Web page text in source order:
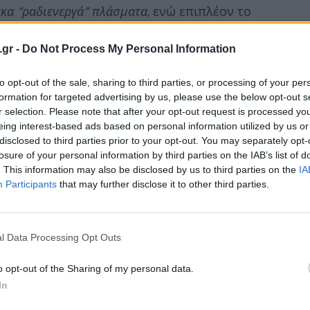
- Do Not Process My Personal Information
opt-out of the sale, sharing to third parties, or processing of your
for targeted advertising by us, please use the below opt-out
selection. Please note that after your opt-out request is processed
interest-based ads based on personal information utilized by us
to third parties prior to your opt-out. You may separately
of your personal information by third parties on the IAB’s list of
This information may also be disclosed by us to third parties on the
Participants that may further disclose it to other third parties.
Data Processing Opt Outs
opt-out of the Sharing of my personal data.
“ραδιενεργά” πλάσματα, ενώ επιπλέον το
ζώνες
Gulch, Kiddie Zone και Galactic Zone
διακριτό χαρακτήρα, προσφέροντας
Δείτε και το trailer του που εννοείται
χαβαλετζίδικο ύφος του.. .